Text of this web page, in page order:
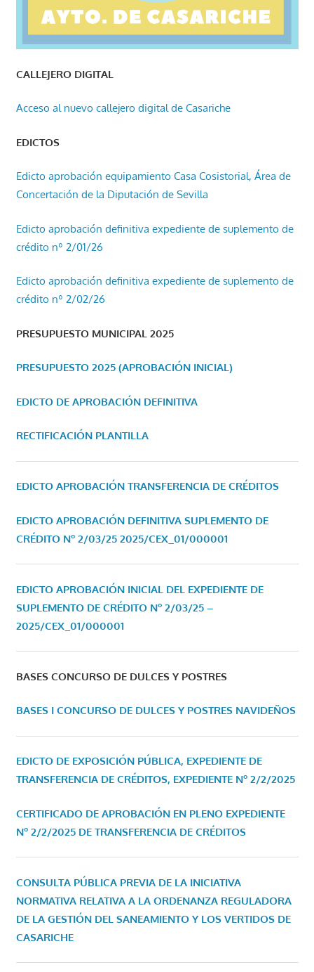
CALLEJERO DIGITAL
Acceso al nuevo callejero digital de Casariche
EDICTOS
Edicto aprobación equipamiento Casa Cosistorial, Área de
Concertación de la Diputación de Sevilla
Edicto aprobación definitiva expediente de suplemento de
crédito nº 2/01/26
Edicto aprobación definitiva expediente de suplemento de
crédito nº 2/02/26
PRESUPUESTO MUNICIPAL 2025
PRESUPUESTO 2025 (APROBACIÓN INICIAL)
EDICTO DE APROBACIÓN DEFINITIVA
RECTIFICACIÓN PLANTILLA
EDICTO APROBACIÓN TRANSFERENCIA DE CRÉDITOS
EDICTO APROBACIÓN DEFINITIVA SUPLEMENTO DE
CRÉDITO Nº 2/03/25 2025/CEX_01/000001
EDICTO APROBACIÓN INICIAL DEL EXPEDIENTE DE
SUPLEMENTO DE CRÉDITO Nº 2/03/25 –
2025/CEX_01/000001
BASES CONCURSO DE DULCES Y POSTRES
BASES I CONCURSO DE DULCES Y POSTRES NAVIDEÑOS
EDICTO DE EXPOSICIÓN PÚBLICA, EXPEDIENTE DE
TRANSFERENCIA DE CRÉDITOS, EXPEDIENTE Nº 2/2/2025
CERTIFICADO DE APROBACIÓN EN PLENO EXPEDIENTE
Nº 2/2/2025 DE TRANSFERENCIA DE CRÉDITOS
CONSULTA PÚBLICA PREVIA DE LA INICIATIVA
NORMATIVA RELATIVA A LA ORDENANZA REGULADORA
DE LA GESTIÓN DEL SANEAMIENTO Y LOS VERTIDOS DE
CASARICHE